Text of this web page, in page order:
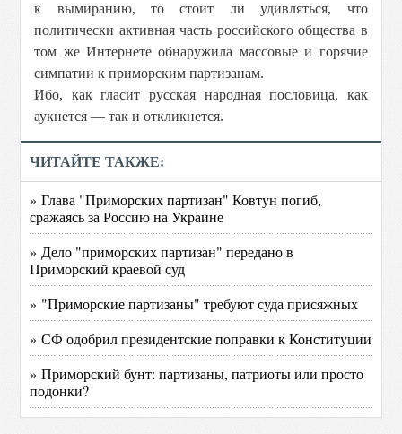
к вымиранию, то стоит ли удивляться, что
политически активная часть российского общества в
том же Интернете обнаружила массовые и горячие
симпатии к приморским партизанам.
Ибо, как гласит русская народная пословица, как
аукнется — так и откликнется.
ЧИТАЙТЕ ТАКЖЕ:
» Глава "Приморских партизан" Ковтун погиб,
сражаясь за Россию на Украине
» Дело "приморских партизан" передано в
Приморский краевой суд
» "Приморские партизаны" требуют суда присяжных
» СФ одобрил президентские поправки к Конституции
» Приморский бунт: партизаны, патриоты или просто
подонки?